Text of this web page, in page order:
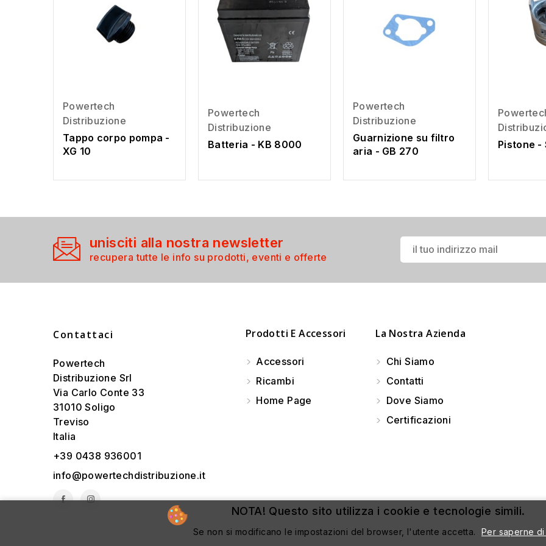
Powertech
Distribuzione
Tappo corpo pompa -
XG 10
Powertech
Distribuzione
Batteria - KB 8000
Powertech
Distribuzione
Guarnizione su filtro
aria - GB 270
Pistone -
unisciti alla nostra newsletter
recupera tutte le info su prodotti, eventi e offerte
Contattaci
Powertech
Distribuzione Srl
Via Carlo Conte 33
31010 Soligo
Treviso
Italia
+39 0438 936001
info@powertechdistribuzione.it
Prodotti E Accessori
Accessori
Ricambi
Home Page
La Nostra Azienda
Chi Siamo
Contatti
Dove Siamo
Certificazioni
NOTA! Questo sito utilizza i cookie e tecnologie simili.
Se non si modificano le impostazioni del browser, l'utente accetta. Per saperne